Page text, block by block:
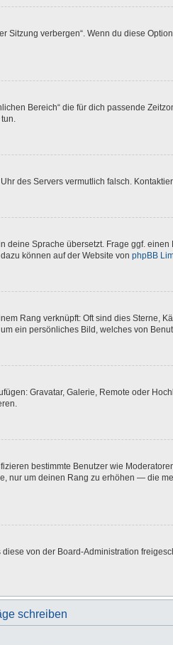
verbergen“. Wenn du diese
Bereich“ die für dich passende
des Servers vermutlich falsch.
Sprache übersetzt. Frage ggf.
können auf der Website von phpBB
Rang verknüpft: Oft sind dies Sterne,
ein persönliches Bild, welches von
Gravatar, Galerie, Remote oder
bestimmte Benutzer wie
nur um deinen Rang zu erhöhen — die
von der Board-Administration
schreiben